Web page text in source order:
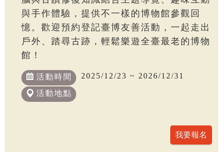
與手作體驗，提供不一樣的博物館參觀回
憶。歡迎預約登記臺博友善活動，一起走出
戶外、踏尋古跡，輕鬆樂遊全臺最老的博物
館！
活動時間 2025/12/23 ~ 2026/12/31
活動地點